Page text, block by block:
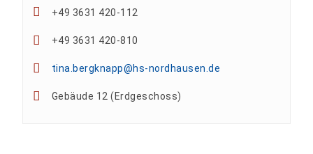
+49 3631 420-112
+49 3631 420-810
tina.bergknapp@hs-nordhausen.de
Gebäude 12 (Erdgeschoss)